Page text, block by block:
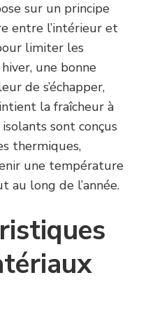
sur un principe
entre l’intérieur et
limiter les
une bonne
de s’échapper,
la fraîcheur à
sont conçus
thermiques,
une température
long de l’année.